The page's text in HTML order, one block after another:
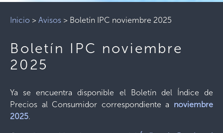
Inicio > Avisos > Boletín IPC noviembre 2025
Boletín IPC noviembre
2025
Ya se encuentra disponible el Boletín del Índice de
Precios al Consumidor correspondiente a noviembre
2025.